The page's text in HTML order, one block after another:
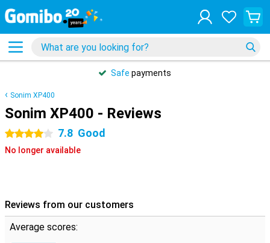
Safe payments
Sonim XP400
Sonim XP400 - Reviews
4 stars 7.8 Good
No longer available
Reviews from our customers
Average scores: